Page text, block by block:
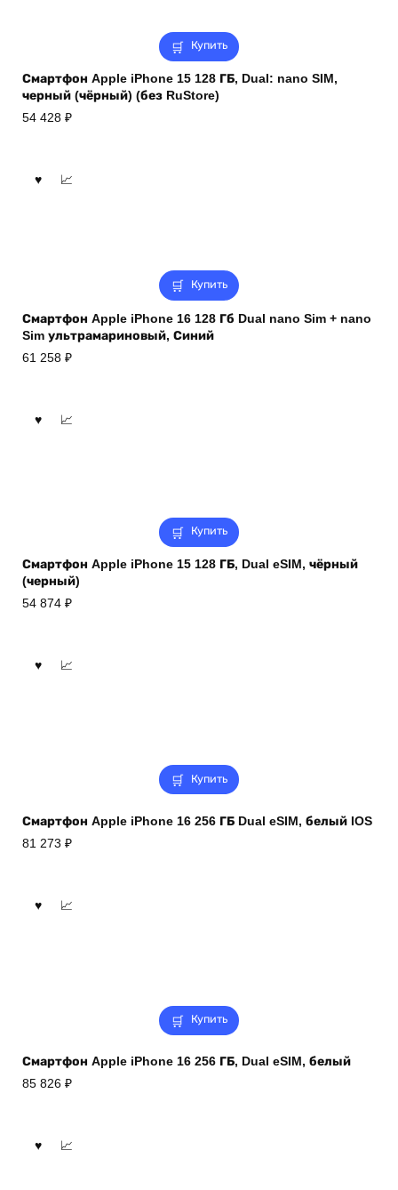
Купить
Смартфон Apple iPhone 15 128 ГБ, Dual: nano SIM,
черный (чёрный) (без RuStore)
54 428 ₽
Купить
Смартфон Apple iPhone 16 128 Гб Dual nano Sim + nano
Sim ультрамариновый, Синий
61 258 ₽
Купить
Смартфон Apple iPhone 15 128 ГБ, Dual eSIM, чёрный
(черный)
54 874 ₽
Купить
Смартфон Apple iPhone 16 256 ГБ Dual eSIM, белый IOS
81 273 ₽
Купить
Смартфон Apple iPhone 16 256 ГБ, Dual eSIM, белый
85 826 ₽